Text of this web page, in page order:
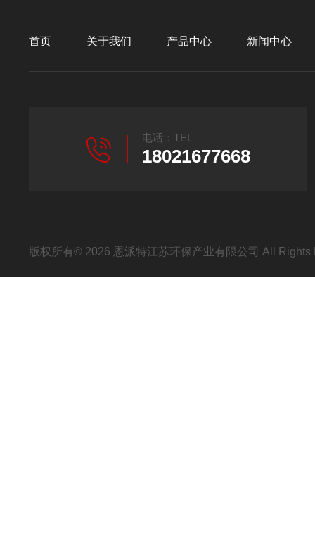
首页 关于我们 产品中心 新闻中心
电话：TEL
18021677668
版权所有© 2026 恩派特江苏环保产业有限公司 All